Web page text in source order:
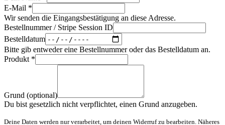
E-Mail *
Wir senden die Eingangsbestätigung an diese Adresse.
Bestellnummer / Stripe Session ID
Bestelldatum
Bitte gib entweder eine Bestellnummer oder das Bestelldatum an.
Produkt *
Grund (optional)
Du bist gesetzlich nicht verpflichtet, einen Grund anzugeben.
Deine Daten werden nur verarbeitet, um deinen Widerruf zu bearbeiten. Näheres